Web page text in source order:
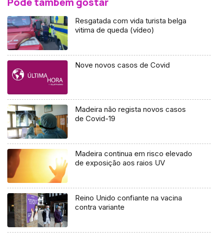
Resgatada com vida turista belga
vitima de queda (vídeo)
Nove novos casos de Covid
Madeira não regista novos casos
de Covid-19
Madeira continua em risco elevado
de exposição aos raios UV
Reino Unido confiante na vacina
contra variante